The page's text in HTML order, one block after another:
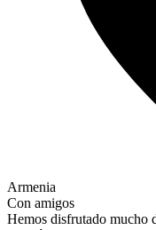
Armenia
Con amigos
Hemos disfrutado mucho